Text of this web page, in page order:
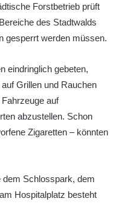
Forstbetrieb prüft
des Stadtwalds
gesperrt werden müssen.
eindringlich gebeten,
Grillen und Rauchen
auf
abzustellen. Schon
Zigaretten – könnten
dem Schlosspark, dem
Hospitalplatz besteht